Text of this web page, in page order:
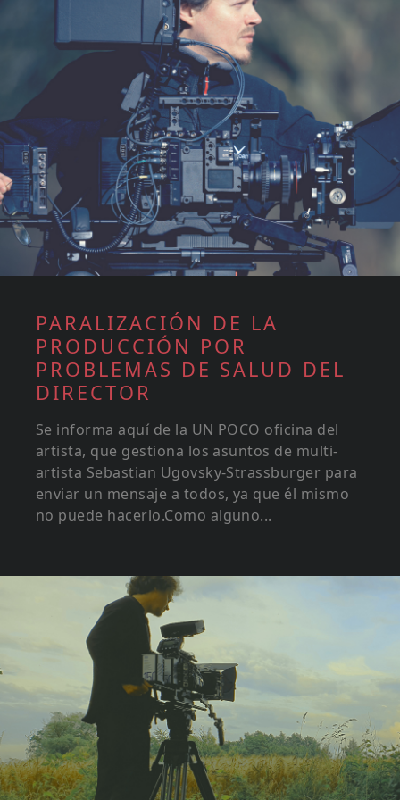
PARALIZACIÓN DE LA
PRODUCCIÓN POR
PROBLEMAS DE SALUD DEL
DIRECTOR
Se informa aquí de la UN POCO oficina del
artista, que gestiona los asuntos de multi-
artista Sebastian Ugovsky-Strassburger para
enviar un mensaje a todos, ya que él mismo
no puede hacerlo.Como alguno...